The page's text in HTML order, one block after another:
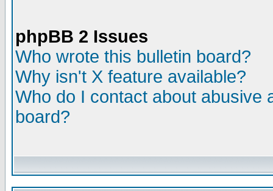
phpBB 2 Issues
Who wrote this bulletin board?
Why isn't X feature available?
Who do I contact about abusive
board?